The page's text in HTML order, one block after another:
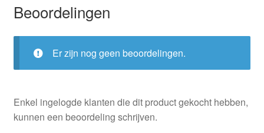
Beoordelingen
Er zijn nog geen beoordelingen.
Enkel ingelogde klanten die dit product gekocht hebben,
kunnen een beoordeling schrijven.